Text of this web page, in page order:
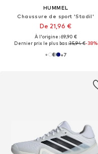
HUMMEL
Chaussure de sport 'Stadil'
De 21,96 €
À l'origine : 69,90 €
Dernier prix le plus bas :35,94 €-38%
+7